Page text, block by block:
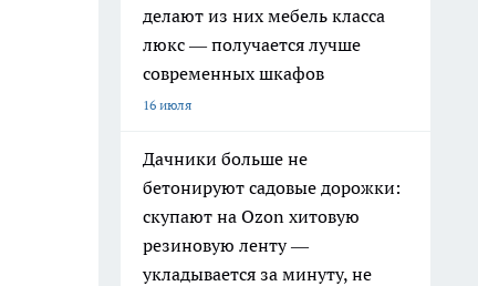
делают из них мебель класса
люкс — получается лучше
современных шкафов
16 июля
Дачники больше не
бетонируют садовые дорожки:
скупают на Ozon хитовую
резиновую ленту —
укладывается за минуту, не